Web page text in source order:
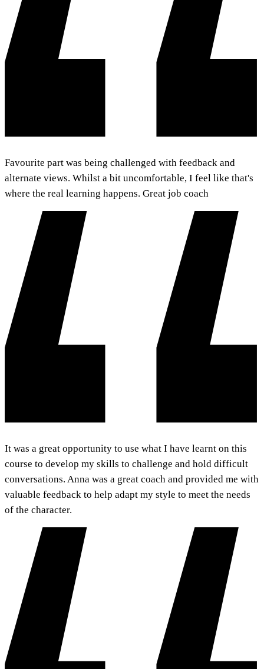
Favourite part was being challenged with feedback and
alternate views. Whilst a bit uncomfortable, I feel like that's
where the real learning happens. Great job coach​​​​‌ ‍ ​‍​‍‌‍ ‌ ​‍‌‍‍‌‌‍‌ ‌‍‍‌‌‍ ‍​‍​‍​ ‍‍​‍​‍‌ ​ ‌‍​‌‌‍ ‍‌‍‍‌‌ ‌​‌ ‍‌​‍ ‍‌‍‍‌‌‍ ​‍​‍​‍ ​​‍​‍‌‍‍​‌ ​‍‌‍‌‌‌‍‌‍​‍​‍​ ‍‍​‍​‍‌‍‍​‌ ‌​‌ ‌​‌ ​​​ ‍‍​‍ ​‍ ‌‍ ​‌‍ ‌‍​ ‌‍​‌‌‍ ​‌‍‍​‌‍ ‌ ​ ‌ ‌​​ ‍‍​ ​ ​ ​ ​ ​ ​ ​ ​‍ ‌‍‍‌‌‍ ‍‌ ‌​‌‍‌‌‌‍ ‍‌ ‌​​‍ ‌‍‌‌‌‍‌​‌‍‍‌‌ ‌​​‍ ‌‍ ‌‌‍ ‌‍‌​‌‍‌‌​ ‌‌ ​​‌ ​‍‌‍‌‌‌ ​ ‌‍‌‌‌‍ ‍‌ ‌​‌‍​‌‌ ‌​‌‍‍‌‌‍ ‌‍ ‍​ ‍ ‌‍‍‌‌‍‌​​ ‌​ ​ ‌‍‌​‌‍​‌‌‍​‌​ ‍‌​ ‍​‌‍‌‌​ ‌ ​‍ ‌​ ‌‌​ ‍‌‌‍‌‌​ ‌‌​‍ ‌​ ‌​‌‍‌​​ ​‌​ ​‍​‍ ‌​ ‍‌‌‍​ ‌‍‌‍‌‍​‌​‍ ‌​ ​‌​ ‍‌‌‍‌​​ ​ ‌‍​‌​ ‌‌​ ​‍‌‍​‌​ ​ ​ ‌‍​ ‍‌​ ​ ​ ‍ ‌ ‌​‌ ‍‌‌ ​​‌‍‌‌​ ‌‌ ‌​‌‍‌‌‌ ​ ‌ ‌​‌‍‍‌‌‍ ‌‌‍ ‌‍ ‍‌‍‍‌‌‍​‌‌‍ ​​ ‍ ‌ ​​‌‍​‌‌ ‌​‌‍‍​​ ‌‌ ​‍‌‍‍‌‌‍​ ‌‍‍​‌‌‌​‌‍‌‌‌ ‍​‌ ‌​​‍‌‌​ ‌‌‌​​‍‌‌ ‌‍‍ ‌‍‌‌‌ ‍‌​‍‌‌​ ​ ‌​‌​​‍‌‌​ ​ ‌​‌​​‍‌‌​ ​‍​ ​‍​ ‍‌​ ‌ ​ ‌ ‌‍‌‌​ ‌​​ ‌‌​ ​‍​ ​‌​ ‌‍‌‍‌‍‌‍‌‌​ ​ ​‍‌‌​ ​‍​ ​‍​‍‌‌​ ‌‌‌​‌​​‍ ‍‌‍​ ‌‍‍​‌‍‍‌‌‍ ​‌‍‌​‌ ​‍‌‍‌‌‌‍ ‍​‍‌‌​ ‌‌‌​​‍‌‌ ‌‍‍ ‌‍‌‌‌ ‍‌​‍‌‌​ ​ ‌​‌​​‍‌‌​ ​ ‌​‌​​‍‌‌​ ​‍​ ​‍‌‍​‌‌‍​‍​ ​‌​ ‌‌‌‍‌‍​ ​‌​ ​​‌‍‌​​ ‌ ​ ‌‍​ ​‍​ ​​​‍‌‌​ ​‍​ ​‍​‍‌‌​ ‌‌‌​‌​​‍ ‍‌ ‌​‌‍‌‌‌ ‍​‌ ‌​​ ‌‍​‍‌‍​‌‌ ​ ‌‍‌‌‌‌‌‌‌ ​‍‌‍ ​​ ‌‌‍‍​‌ ‌​‌ ‌​‌ ​​​‍‌‌​ ​ ‌​​‌​‍‌‌​ ​‍‌​‌‍​‍‌‌​ ​‍‌​‌‍‌‍ ​‌‍ ‌‍​ ‌‍​‌‌‍ ​‌‍‍​‌‍ ‌ ​ ‌ ‌​​‍‌‌​ ​ ‌​​‌​ ​ ​ ​ ​ ​ ​ ​ ​‍‌‍‌‍‍‌‌‍‌​​ ‌​ ​ ‌‍‌​‌‍​‌‌‍​‌​ ‍‌​ ‍​‌‍‌‌​ ‌ ​‍ ‌​ ‌‌​ ‍‌‌‍‌‌​ ‌‌​‍ ‌​ ‌​‌‍‌​​ ​‌​ ​‍​‍ ‌​ ‍‌‌‍​ ‌‍‌‍‌‍​‌​‍ ‌​ ​‌​ ‍‌‌‍‌​​ ​ ‌‍​‌​ ‌‌​ ​‍‌‍​‌​ ​ ​ ‌‍​ ‍‌​ ​ ​‍‌‍‌ ‌​‌ ‍‌‌ ​​‌‍‌‌​ ‌‌ ‌​‌‍‌‌‌ ​ ‌ ‌​‌‍‍‌‌‍ ‌‌‍ ‌‍ ‍‌‍‍‌‌‍​‌‌‍ ​​‍‌‍‌ ​​‌‍​‌‌ ‌​‌‍‍​​ ‌‌ ​‍‌‍‍‌‌‍​ ‌‍‍​‌‌‌​‌‍‌‌‌ ‍​‌ ‌​​‍‌‌​ ‌‌‌​​‍‌‌ ‌‍‍ ‌‍‌‌‌ ‍‌​‍‌‌​ ​ ‌​‌​​‍‌‌​ ​ ‌​‌​​‍‌‌​ ​‍​ ​‍​ ‍‌​ ‌ ​ ‌ ‌‍‌‌​ ‌​​ ‌‌​ ​‍​ ​‌​ ‌‍‌‍‌‍‌‍‌‌​ ​ ​‍‌‌​ ​‍​ ​‍​‍‌‌​ ‌‌‌​‌​​‍ ‍‌‍​ ‌‍‍​‌‍‍‌‌‍ ​‌‍‌​‌ ​‍‌‍‌‌‌‍ ‍​‍‌‌​ ‌‌‌​​‍‌‌ ‌‍‍ ‌‍‌‌‌ ‍‌​‍‌‌​ ​ ‌​‌​​‍‌‌​ ​ ‌​‌​​‍‌‌​ ​‍​ ​‍‌‍​‌‌‍​‍​ ​‌​ ‌‌‌‍‌‍​ ​‌​ ​​‌‍‌​​ ‌ ​ ‌‍​ ​‍​ ​​​‍‌‌​ ​‍​ ​‍​‍‌‌​ ‌‌‌​‌​​‍ ‍‌ ‌​‌‍‌‌‌ ‍​‌ ‌​​‍‌‍‌ ​​‌‍‌‌‌ ​‍‌ ​ ‌ ​​‌‍‌‌‌‍​ ‌ ‌​‌‍‍‌‌ ‌‍‌‍‌‌​ ‌‌ ​​‌ ‌‌‌‍​‍‌‍ ​‌‍‍‌‌ ​ ‌‍‍​‌‍‌‌‌‍‌​​‍​‍‌ ‌
It was a great opportunity to use what I have learnt on this
course to develop my skills to challenge and hold difficult
conversations. Anna was a great coach and provided me with
valuable feedback to help adapt my style to meet the needs
of the character.​​​​‌ ‍ ​‍​‍‌‍ ‌ ​‍‌‍‍‌‌‍‌ ‌‍‍‌‌‍ ‍​‍​‍​ ‍‍​‍​‍‌ ​ ‌‍​‌‌‍ ‍‌‍‍‌‌ ‌​‌ ‍‌​‍ ‍‌‍‍‌‌‍ ​‍​‍​‍ ​​‍​‍‌‍‍​‌ ​‍‌‍‌‌‌‍‌‍​‍​‍​ ‍‍​‍​‍‌‍‍​‌ ‌​‌ ‌​‌ ​​​ ‍‍​‍ ​‍ ‌‍ ​‌‍ ‌‍​ ‌‍​‌‌‍ ​‌‍‍​‌‍ ‌ ​ ‌ ‌​​ ‍‍​ ​ ​ ​ ​ ​ ​ ​ ​‍ ‌‍‍‌‌‍ ‍‌ ‌​‌‍‌‌‌‍ ‍‌ ‌​​‍ ‌‍‌‌‌‍‌​‌‍‍‌‌ ‌​​‍ ‌‍ ‌‌‍ ‌‍‌​‌‍‌‌​ ‌‌ ​​‌ ​‍‌‍‌‌‌ ​ ‌‍‌‌‌‍ ‍‌ ‌​‌‍​‌‌ ‌​‌‍‍‌‌‍ ‌‍ ‍​ ‍ ‌‍‍‌‌‍‌​​ ‌​ ​‌​ ‌‌​ ‌‍​ ‌‍‌‍‌‍​ ‌‌​ ​‍​ ‌‍​‍ ‌‌‍‌‌​ ‌‌​ ​​​ ‌‌​‍ ‌​ ‌​‌‍​ ‌‍​ ‌‍​‍​‍ ‌‌‍​‌​ ‌‌‌‍​ ​ ‍‌​‍ ‌​ ‌​​ ​‍‌‍‌‍​ ‌ ​ ‌​​ ‍‌​ ​‍​ ​ ‌‍‌‌‌‍‌‍‌‍​‍​ ‌‌​ ‍ ‌ ‌​‌ ‍‌‌ ​​‌‍‌‌​ ‌‌ ‌​‌‍‌‌‌ ​ ‌ ‌​‌‍‍‌‌‍ ‌‌‍ ‌‍ ‍‌‍‍‌‌‍​‌‌‍ ​​ ‍ ‌ ​​‌‍​‌‌ ‌​‌‍‍​​ ‌‌ ​‍‌‍‍‌‌‍​ ‌‍‍​‌‌‌​‌‍‌‌‌ ‍​‌ ‌​​‍‌‌​ ‌‌‌​​‍‌‌ ‌‍‍ ‌‍‌‌‌ ‍‌​‍‌‌​ ​ ‌​‌​​‍‌‌​ ​ ‌​‌​​‍‌‌​ ​‍​ ​‍‌‍‌​‌‍​‍​ ‌‌​ ​​​ ​‍​ ‍​‌‍‌‌‌‍​ ​ ​‌‌‍​‌​ ‌​​ ‌‌​‍‌‌​ ​‍​ ​‍​‍‌‌​ ‌‌‌​‌​​‍ ‍‌‍​ ‌‍‍​‌‍‍‌‌‍ ​‌‍‌​‌ ​‍‌‍‌‌‌‍ ‍​‍‌‌​ ‌‌‌​​‍‌‌ ‌‍‍ ‌‍‌‌‌ ‍‌​‍‌‌​ ​ ‌​‌​​‍‌‌​ ​ ‌​‌​​‍‌‌​ ​‍​ ​‍‌‍​‌​ ​​‌‍​‌‌‍‌​​ ‌​‌‍​ ‌‍​ ​ ​‌​ ‌ ​ ‍​‌‍‌​​ ‌ ​‍‌‌​ ​‍​ ​‍​‍‌‌​ ‌‌‌​‌​​‍ ‍‌ ‌​‌‍‌‌‌ ‍​‌ ‌​​ ‌‍​‍‌‍​‌‌ ​ ‌‍‌‌‌‌‌‌‌ ​‍‌‍ ​​ ‌‌‍‍​‌ ‌​‌ ‌​‌ ​​​‍‌‌​ ​ ‌​​‌​‍‌‌​ ​‍‌​‌‍​‍‌‌​ ​‍‌​‌‍‌‍ ​‌‍ ‌‍​ ‌‍​‌‌‍ ​‌‍‍​‌‍ ‌ ​ ‌ ‌​​‍‌‌​ ​ ‌​​‌​ ​ ​ ​ ​ ​ ​ ​ ​‍‌‍‌‍‍‌‌‍‌​​ ‌​ ​‌​ ‌‌​ ‌‍​ ‌‍‌‍‌‍​ ‌‌​ ​‍​ ‌‍​‍ ‌‌‍‌‌​ ‌‌​ ​​​ ‌‌​‍ ‌​ ‌​‌‍​ ‌‍​ ‌‍​‍​‍ ‌‌‍​‌​ ‌‌‌‍​ ​ ‍‌​‍ ‌​ ‌​​ ​‍‌‍‌‍​ ‌ ​ ‌​​ ‍‌​ ​‍​ ​ ‌‍‌‌‌‍‌‍‌‍​‍​ ‌‌​‍‌‍‌ ‌​‌ ‍‌‌ ​​‌‍‌‌​ ‌‌ ‌​‌‍‌‌‌ ​ ‌ ‌​‌‍‍‌‌‍ ‌‌‍ ‌‍ ‍‌‍‍‌‌‍​‌‌‍ ​​‍‌‍‌ ​​‌‍​‌‌ ‌​‌‍‍​​ ‌‌ ​‍‌‍‍‌‌‍​ ‌‍‍​‌‌‌​‌‍‌‌‌ ‍​‌ ‌​​‍‌‌​ ‌‌‌​​‍‌‌ ‌‍‍ ‌‍‌‌‌ ‍‌​‍‌‌​ ​ ‌​‌​​‍‌‌​ ​ ‌​‌​​‍‌‌​ ​‍​ ​‍‌‍‌​‌‍​‍​ ‌‌​ ​​​ ​‍​ ‍​‌‍‌‌‌‍​ ​ ​‌‌‍​‌​ ‌​​ ‌‌​‍‌‌​ ​‍​ ​‍​‍‌‌​ ‌‌‌​‌​​‍ ‍‌‍​ ‌‍‍​‌‍‍‌‌‍ ​‌‍‌​‌ ​‍‌‍‌‌‌‍ ‍​‍‌‌​ ‌‌‌​​‍‌‌ ‌‍‍ ‌‍‌‌‌ ‍‌​‍‌‌​ ​ ‌​‌​​‍‌‌​ ​ ‌​‌​​‍‌‌​ ​‍​ ​‍‌‍​‌​ ​​‌‍​‌‌‍‌​​ ‌​‌‍​ ‌‍​ ​ ​‌​ ‌ ​ ‍​‌‍‌​​ ‌ ​‍‌‌​ ​‍​ ​‍​‍‌‌​ ‌‌‌​‌​​‍ ‍‌ ‌​‌‍‌‌‌ ‍​‌ ‌​​‍‌‍‌ ​​‌‍‌‌‌ ​‍‌ ​ ‌ ​​‌‍‌‌‌‍​ ‌ ‌​‌‍‍‌‌ ‌‍‌‍‌‌​ ‌‌ ​​‌ ‌‌‌‍​‍‌‍ ​‌‍‍‌‌ ​ ‌‍‍​‌‍‌‌‌‍‌​​‍​‍‌ ‌